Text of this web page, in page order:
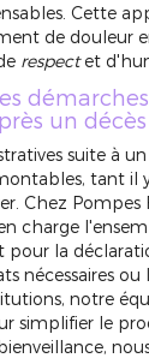
Cette
de douleur
respectet
démarches
un décès
suite à
tant il
Chez Pompes
charge
pour la
nécessaires ou
notre
le